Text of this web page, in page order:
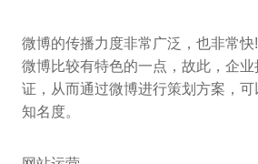
微博的传播力度非常广泛，也非常
微博比较有特色的一点，故此，企业
证，从而通过微博进行策划方案，
知名度。